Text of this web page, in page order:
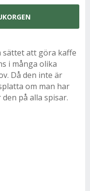
sättet att göra kaffe
i många olika
Då den inte är
om man har
på alla spisar.